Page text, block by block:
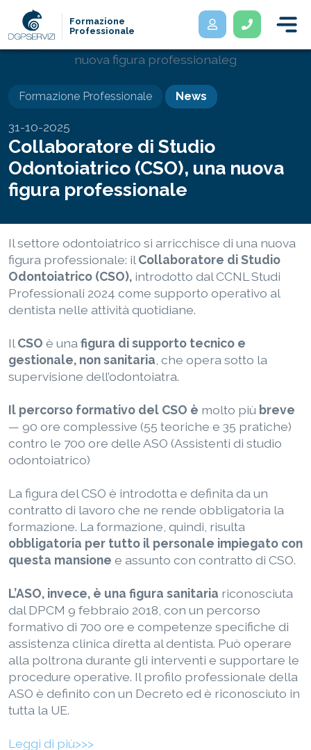
Formazione
Professionale
Formazione Professionale News
31-10-2025
Collaboratore di Studio
Odontoiatrico (CSO), una nuova
figura professionale
Il settore odontoiatrico si arricchisce di una nuova
figura professionale: il Collaboratore di Studio
Odontoiatrico (CSO), introdotto dal CCNL Studi
Professionali 2024 come supporto operativo al
dentista nelle attività quotidiane.
Il CSO è una figura di supporto tecnico e
gestionale, non sanitaria , che opera sotto la
supervisione dell’odontoiatra.
Il percorso formativo del CSO è molto più breve
— 90 ore complessive (55 teoriche e 35 pratiche)
contro le 700 ore delle ASO (Assistenti di studio
odontoiatrico)
La figura del CSO è introdotta e definita da un
contratto di lavoro che ne rende obbligatoria la
formazione. La formazione, quindi, risulta
obbligatoria per tutto il personale impiegato con
questa mansione e assunto con contratto di CSO.
L’ASO, invece, è una figura sanitaria riconosciuta
dal DPCM 9 febbraio 2018, con un percorso
formativo di 700 ore e competenze specifiche di
assistenza clinica diretta al dentista. Può operare
alla poltrona durante gli interventi e supportare le
procedure operative. Il profilo professionale della
ASO è definito con un Decreto ed è riconosciuto in
tutta la UE.
Leggi di più>>>